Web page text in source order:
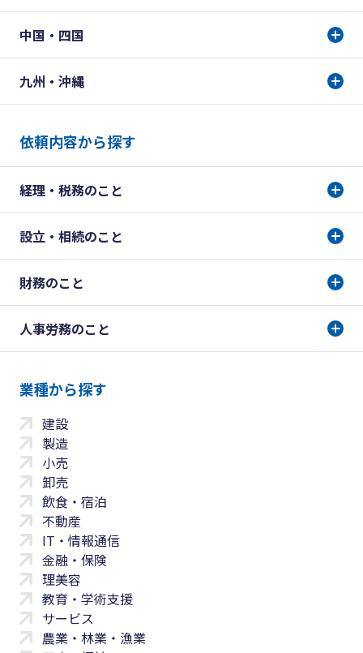
中国・四国
九州・沖縄
依頼内容から探す
経理・税務のこと
設立・相続のこと
財務のこと
人事労務のこと
業種から探す
建設
製造
小売
卸売
飲食・宿泊
不動産
IT・情報通信
金融・保険
理美容
教育・学術支援
サービス
農業・林業・漁業